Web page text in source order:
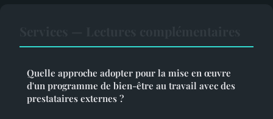
Quelle approche adopter pour la mise en œuvre
d'un programme de bien-être au travail avec des
prestataires externes ?